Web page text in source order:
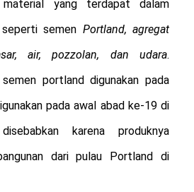
material yang terdapat dalam
semen Portland, agregat
air, pozzolan, dan udara.
portland digunakan pada
pada awal abad ke-19 di
karena produknya
dari pulau Portland di